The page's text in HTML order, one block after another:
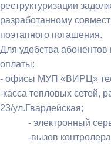
реструктуризации
разработанному
поэтапного погашения.
Для удобства
оплаты:
- офисы МУП «ВИРЦ»
-касса тепловых сетей,
23/ул.Гвардейская;
- электронный
-вызов контролера